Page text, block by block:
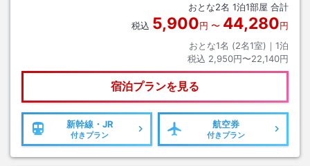
おとな2名 1泊1部屋 合計
税込 5,900円 〜 44,280円
おとな1名 (2名1室)｜ 1泊
税込 2,950円〜22,140円
宿泊プランを見る
新幹線・JR
付きプラン
航空券
付きプラン